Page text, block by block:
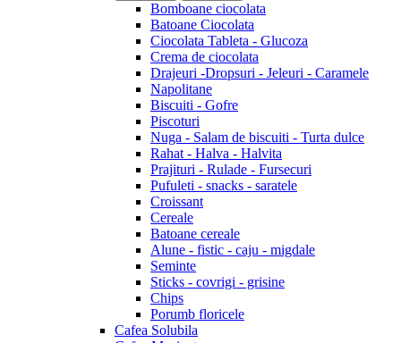
Bomboane ciocolata
Batoane Ciocolata
Ciocolata Tableta - Glucoza
Crema de ciocolata
Drajeuri -Dropsuri - Jeleuri - Caramele
Napolitane
Biscuiti - Gofre
Piscoturi
Nuga - Salam de biscuiti - Turta dulce
Rahat - Halva - Halvita
Prajituri - Rulade - Fursecuri
Pufuleti - snacks - saratele
Croissant
Cereale
Batoane cereale
Alune - fistic - caju - migdale
Seminte
Sticks - covrigi - grisine
Chips
Porumb floricele
Cafea Solubila